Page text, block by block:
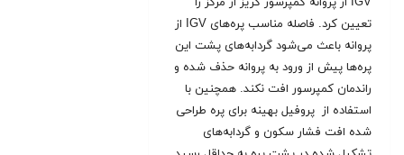
تعیین کرد. فاصله مناسب پره‌های IGV از
پروانه باعث می‌شود گردابه‌های پشت این
پره‌ها پیش از ورود به پروانه حذف شده و
راندمان کمپرسور افت نکند. همچنین با
استفاده از پروفیل بهینه برای پره طراحی
شده افت فشار سکون و گردابه‌های